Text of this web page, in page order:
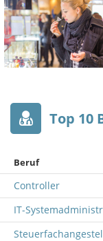
Top 10
Beruf
Controller
IT-